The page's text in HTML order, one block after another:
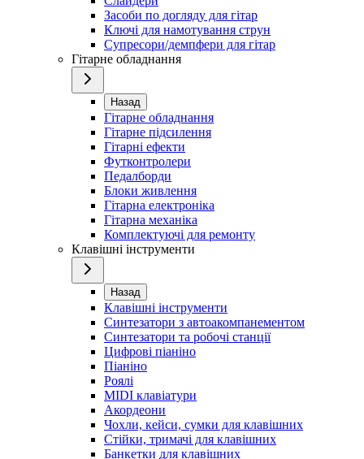
Засоби по догляду для гітар
Ключі для намотування струн
Супресори/демпфери для гітар
Гітарне обладнання
Назад
Гітарне обладнання
Гітарне підсилення
Гітарні ефекти
Футконтролери
Педалборди
Блоки живлення
Гітарна електроніка
Гітарна механіка
Комплектуючі для ремонту
Клавішні інструменти
Назад
Клавішні інструменти
Синтезатори з автоакомпанементом
Синтезатори та робочі станції
Цифрові піаніно
Піаніно
Роялі
MIDI клавіатури
Акордеони
Чохли, кейси, сумки для клавішних
Стійки, тримачі для клавішних
Банкетки для клавішних